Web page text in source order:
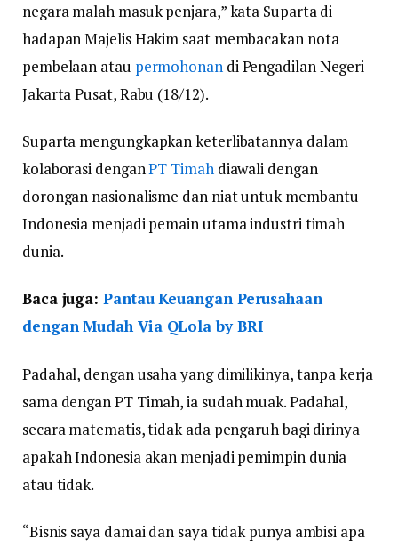
negara malah masuk penjara,” kata Suparta di
hadapan Majelis Hakim saat membacakan nota
pembelaan atau permohonandi Pengadilan Negeri
Jakarta Pusat, Rabu (18/12).
Suparta mengungkapkan keterlibatannya dalam
kolaborasi denganPT Timahdiawali dengan
dorongan nasionalisme dan niat untuk membantu
Indonesia menjadi pemain utama industri timah
dunia.
Baca juga:Pantau Keuangan Perusahaan
dengan Mudah Via QLola by BRI
Padahal, dengan usaha yang dimilikinya, tanpa kerja
sama dengan PT Timah, ia sudah muak. Padahal,
secara matematis, tidak ada pengaruh bagi dirinya
apakah Indonesia akan menjadi pemimpin dunia
atau tidak.
“Bisnis saya damai dan saya tidak punya ambisi apa